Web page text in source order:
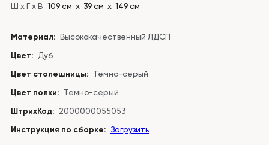
Ш x Г x В 109 см х 39 см х 149 см
Материал: Высококачественный ЛДСП
Цвет: Дуб
Цвет столешницы: Темно-серый
Цвет полки: Темно-серый
ШтрихКод: 2000000055053
Инструкция по сборке: Загрузить